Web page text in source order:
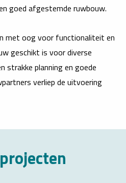
goed afgestemde ruwbouw.
met oog voor functionaliteit en
geschikt is voor diverse
strakke planning en goede
verliep de uitvoering